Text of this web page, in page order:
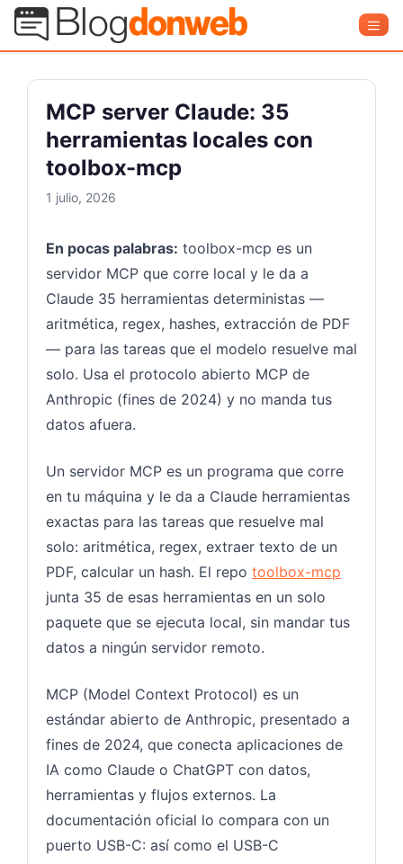
Saltar
contenido
Blog Donweb
MCP server Claude: 35
herramientas locales con
toolbox-mcp
1 julio, 2026
En pocas palabras: toolbox-mcp es un
servidor MCP que corre local y le da a
Claude 35 herramientas deterministas —
aritmética, regex, hashes, extracción de PDF
— para las tareas que el modelo resuelve mal
solo. Usa el protocolo abierto MCP de
Anthropic (fines de 2024) y no manda tus
datos afuera.
Un servidor MCP es un programa que corre
en tu máquina y le da a Claude herramientas
exactas para las tareas que resuelve mal
solo: aritmética, regex, extraer texto de un
PDF, calcular un hash. El repo toolbox-mcp
junta 35 de esas herramientas en un solo
paquete que se ejecuta local, sin mandar tus
datos a ningún servidor remoto.
MCP (Model Context Protocol) es un
estándar abierto de Anthropic, presentado a
fines de 2024, que conecta aplicaciones de
IA como Claude o ChatGPT con datos,
herramientas y flujos externos. La
documentación oficial lo compara con un
puerto USB-C: así como el USB-C